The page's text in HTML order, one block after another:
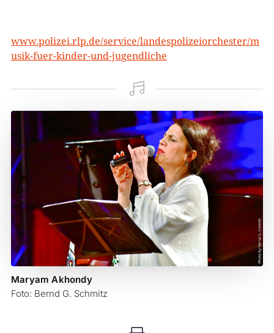
www.polizei.rlp.de/service/landespolizeiorchester/m
usik-fuer-kinder-und-jugendliche

Maryam Akhondy
Foto: Bernd G. Schmitz